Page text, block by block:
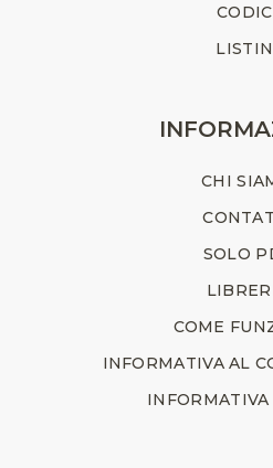
CHI
SOLO
COME
INFORMATIVA AL
INFORMATIVA